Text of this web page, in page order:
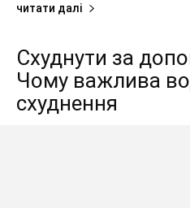
читати далі
Схуднути за
Чому важлива
схуднення